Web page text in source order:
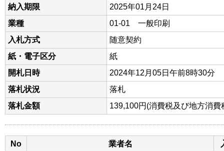
納入期限
2025年01月24日
業種
01-01 一般印刷
入札方式
随意契約
紙・電子区分
紙
開札日時
2024年12月05日午前8時30分
落札状況
落札
落札金額
139,100円(消費税及び地方消費
No 業者名